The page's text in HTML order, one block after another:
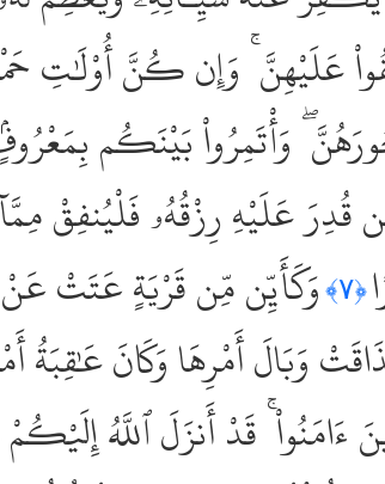
عَلَيْهِنَّ ۚ وَإِن كُنَّ أُوْلَٰتِ
وَأْتَمِرُواْ بَيْنَكُم
عَلَيْهِ رِزْقُهُۥ فَلْيُنفِقْ مِمَّآ
﴿٧﴾
وَكَأَيِّن مِّن قَرْيَةٍ عَتَتْ عَنْ
وَبَالَ أَمْرِهَا وَكَانَ عَٰقِبَةُ
ءَامَنُواْ ۚ قَدْ أَنزَلَ ٱللَّهُ